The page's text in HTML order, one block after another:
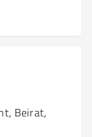
Beirat,